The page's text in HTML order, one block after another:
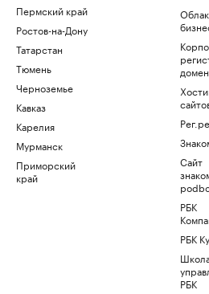
Пермский край
Ростов-на-Дону
Татарстан
Тюмень
Черноземье
Кавказ
Карелия
Мурманск
Приморский
край
Сайт
РБК
РБК
РБК